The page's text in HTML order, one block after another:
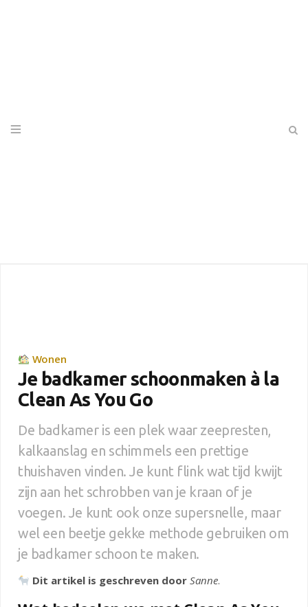
Wonen
Je badkamer schoonmaken à la
Clean As You Go
De badkamer is een plek waar zeepresten,
kalkaanslag en schimmels een prettige
thuishaven vinden. Je kunt flink wat tijd kwijt
zijn aan het schrobben van je kraan of je
voegen. Je kunt ook onze supersnelle, maar
wel een beetje gekke methode gebruiken om
je badkamer schoon te maken.
Dit artikel is geschreven door Sanne.